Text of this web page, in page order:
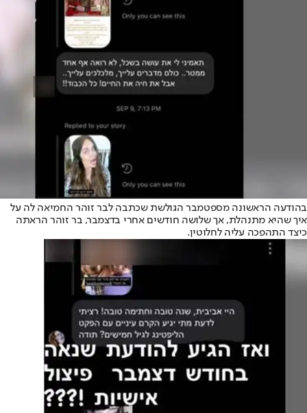
בהודעה הראשונה מספטמבר הגולשת שכתבה לבר זוהר החמיאה לה על
איך שהיא מתנהלת, אך שלושה חודשים אחרי בדצמבר, בר זוהר הראתה
כיצד התהפכה עליה לחלוטין.